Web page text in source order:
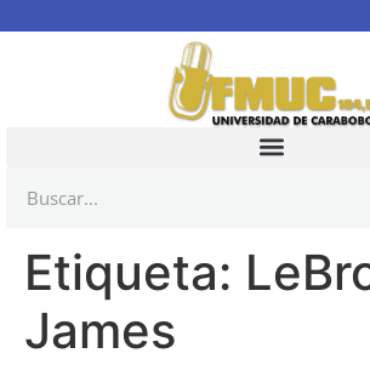
Etiqueta:
James